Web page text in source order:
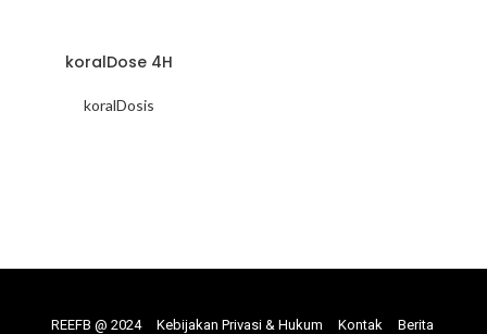
koralDose 4H
koralDosis
REEFB @ 2024 Kebijakan Privasi & Hukum Kontak
Berita